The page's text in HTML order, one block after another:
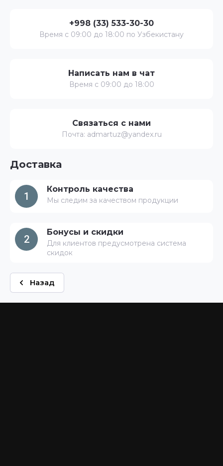
Доставка
1
Контроль качества
Мы следим за качеством продукции
2
Бонусы и скидки
Для клиентов предусмотрена система
скидок
+998 (33) 533-30-30
Время с 09:00 до 18:00 по Узбекистану
Написать нам в чат
Время с 09:00 до 18:00
Связаться с нами
Почта: admartuz@yandex.ru
Назад